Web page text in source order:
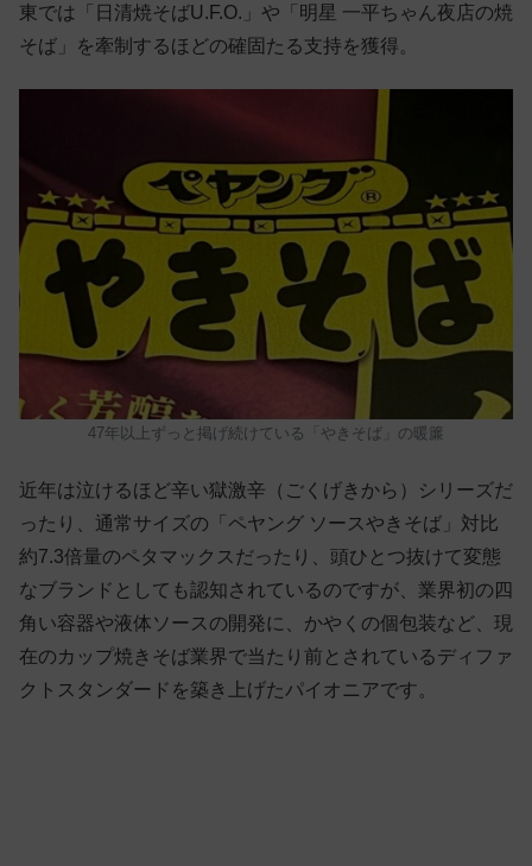
東では「日清焼そばU.F.O.」や「明星 一平ちゃん夜店の焼
そば」を牽制するほどの確固たる支持を獲得。
47年以上ずっと掲げ続けている「やきそば」の暖簾
近年は泣けるほど辛い獄激辛（ごくげきから）シリーズだ
ったり、通常サイズの「ペヤング ソースやきそば」対比
約7.3倍量のペタマックスだったり、頭ひとつ抜けて変態
なブランドとしても認知されているのですが、業界初の四
角い容器や液体ソースの開発に、かやくの個包装など、現
在のカップ焼きそば業界で当たり前とされているディファ
クトスタンダードを築き上げたパイオニアです。